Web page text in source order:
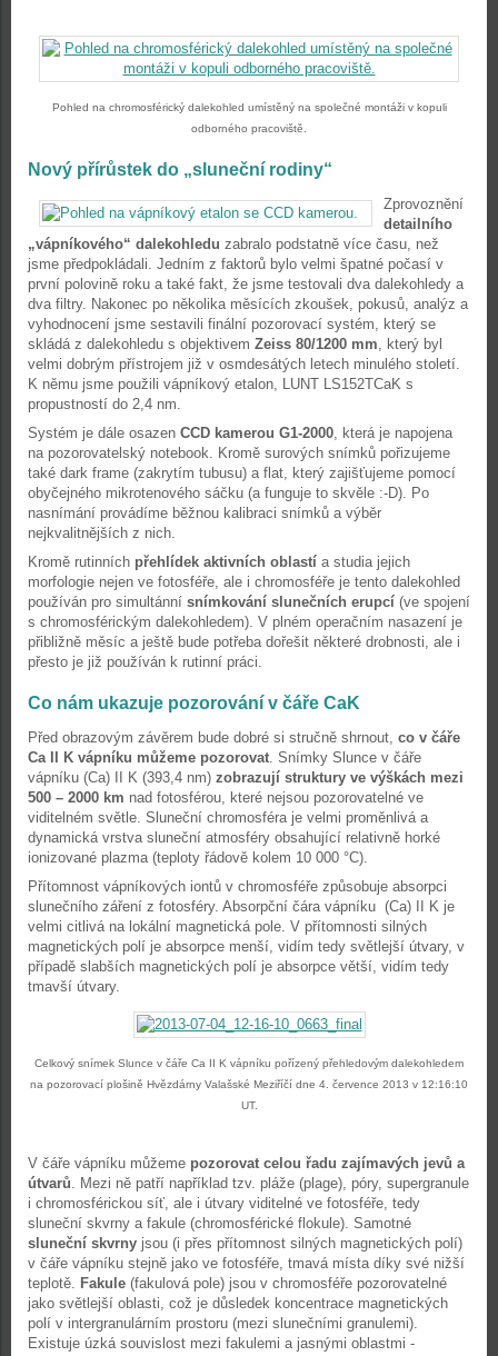
Pohled na chromosférický dalekohled umístěný na společné montáži v kopuli
odborného pracoviště.
Nový přírůstek do „sluneční rodiny“
Zprovoznění
detailního
„vápníkového“ dalekohledu zabralo podstatně více času, než
jsme předpokládali. Jedním z faktorů bylo velmi špatné počasí v
první polovině roku a také fakt, že jsme testovali dva dalekohledy a
dva filtry. Nakonec po několika měsících zkoušek, pokusů, analýz a
vyhodnocení jsme sestavili finální pozorovací systém, který se
skládá z dalekohledu s objektivem Zeiss 80/1200 mm, který byl
velmi dobrým přístrojem již v osmdesátých letech minulého století.
K němu jsme použili vápníkový etalon, LUNT LS152TCaK s
propustností do 2,4 nm.
Systém je dále osazen CCD kamerou G1-2000, která je napojena
na pozorovatelský notebook. Kromě surových snímků pořizujeme
také dark frame (zakrytím tubusu) a flat, který zajišťujeme pomocí
obyčejného mikrotenového sáčku (a funguje to skvěle :-D). Po
nasnímání provádíme běžnou kalibraci snímků a výběr
nejkvalitnějších z nich.
Kromě rutinních přehlídek aktivních oblastí a studia jejich
morfologie nejen ve fotosféře, ale i chromosféře je tento dalekohled
používán pro simultánní snímkování slunečních erupcí (ve spojení
s chromosférickým dalekohledem). V plném operačním nasazení je
přibližně měsíc a ještě bude potřeba dořešit některé drobnosti, ale i
přesto je již používán k rutinní práci.
Co nám ukazuje pozorování v čáře CaK
Před obrazovým závěrem bude dobré si stručně shrnout, co v čáře
Ca II K vápníku můžeme pozorovat. Snímky Slunce v čáře
vápníku (Ca) II K (393,4 nm) zobrazují struktury ve výškách mezi
500 – 2000 km nad fotosférou, které nejsou pozorovatelné ve
viditelném světle. Sluneční chromosféra je velmi proměnlivá a
dynamická vrstva sluneční atmosféry obsahující relativně horké
ionizované plazma (teploty řádově kolem 10 000 °C).
Přítomnost vápníkových iontů v chromosféře způsobuje absorpci
slunečního záření z fotosféry. Absorpční čára vápníku (Ca) II K je
velmi citlivá na lokální magnetická pole. V přítomnosti silných
magnetických polí je absorpce menší, vidím tedy světlejší útvary, v
případě slabších magnetických polí je absorpce větší, vidím tedy
tmavší útvary.
Celkový snímek Slunce v čáře Ca II K vápníku pořízený přehledovým dalekohledem
na pozorovací plošině Hvězdárny Valašské Meziříčí dne 4. července 2013 v 12:16:10
UT.
V čáře vápníku můžeme pozorovat celou řadu zajímavých jevů a
útvarů. Mezi ně patří například tzv. pláže (plage), póry, supergranule
i chromosférickou síť, ale i útvary viditelné ve fotosféře, tedy
sluneční skvrny a fakule (chromosférické flokule). Samotné
sluneční skvrny jsou (i přes přítomnost silných magnetických polí)
v čáře vápníku stejně jako ve fotosféře, tmavá místa díky své nižší
teplotě. Fakule (fakulová pole) jsou v chromosféře pozorovatelné
jako světlejší oblasti, což je důsledek koncentrace magnetických
polí v intergranulárním prostoru (mezi slunečními granulemi).
Existuje úzká souvislost mezi fakulemi a jasnými oblastmi -